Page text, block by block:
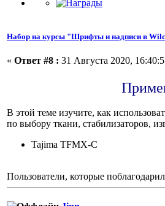
Набор на курсы "Шрифты и надписи в
« Ответ #8 : 31 Августа 2020,
В этой теме изучите, как
по выбору ткани, стабилизаторов,
Tajima TFMX-C
Пользователи, которые